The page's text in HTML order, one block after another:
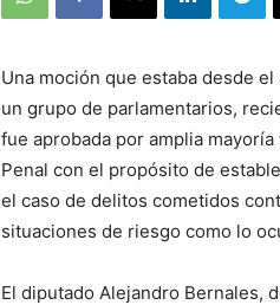
Una moción que estaba desde
un grupo de parlamentarios,
fue aprobada por amplia
Penal con el propósito de
el caso de delitos cometidos
situaciones de riesgo como lo
El diputado Alejandro Bernales,